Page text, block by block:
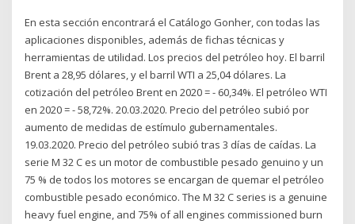
En esta sección encontrará el Catálogo Gonher, con todas las
aplicaciones disponibles, además de fichas técnicas y
herramientas de utilidad. Los precios del petróleo hoy. El barril
Brent a 28,95 dólares, y el barril WTI a 25,04 dólares. La
cotización del petróleo Brent en 2020 = - 60,34%. El petróleo WTI
en 2020 = - 58,72%. 20.03.2020. Precio del petróleo subió por
aumento de medidas de estímulo gubernamentales.
19.03.2020. Precio del petróleo subió tras 3 días de caídas. La
serie M 32 C es un motor de combustible pesado genuino y un
75 % de todos los motores se encargan de quemar el petróleo
combustible pesado económico. The M 32 C series is a genuine
heavy fuel engine, and 75% of all engines commissioned burn